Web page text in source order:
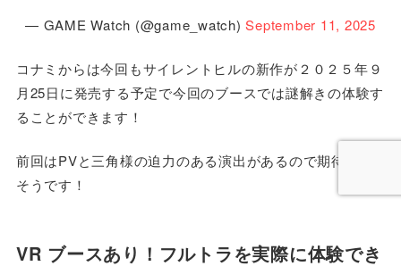
— GAME Watch (@game_watch)September 11, 2025
コナミからは今回もサイレントヒルの新作が２０２５年９
月25日に発売する予定で今回のブースでは謎解きの体験す
ることができます！
前回はPVと三角様の迫力のある演出があるので期待でき
そうです！
VR ブースあり！フルトラを実際に体験でき